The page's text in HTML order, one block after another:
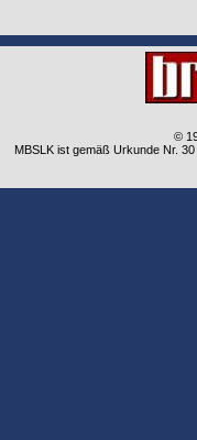
©
MBSLK ist gemäß Urkunde Nr.